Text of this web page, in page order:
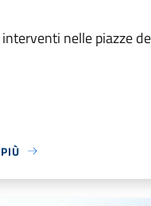
nelle piazze